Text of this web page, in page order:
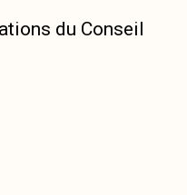
du Conseil